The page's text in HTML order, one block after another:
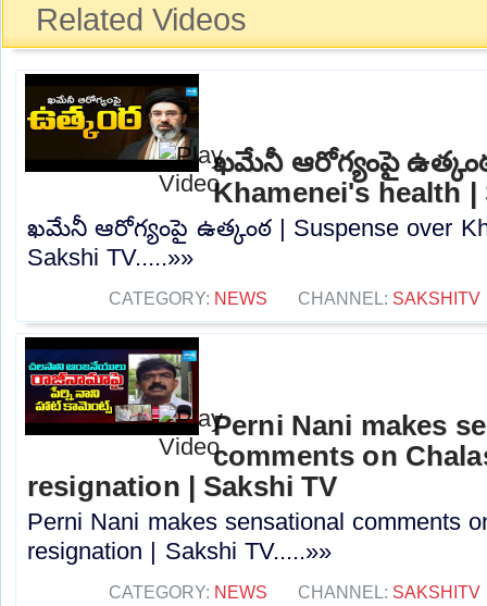
Related Videos
ఖమేనీ ఆరోగ్యంపై
Khamenei's health |
ఖమేనీ ఆరోగ్యంపై ఉత్కంఠ | Suspense over
Sakshi TV.....»»
CATEGORY: NEWS CHANNEL: SAKSHITV
Perni Nani makes
comments on
resignation | Sakshi TV
Perni Nani makes sensational comments
resignation | Sakshi TV.....»»
CATEGORY: NEWS CHANNEL: SAKSHITV